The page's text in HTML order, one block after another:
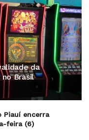
da
Brasil
Piauí encerra
feira (6)